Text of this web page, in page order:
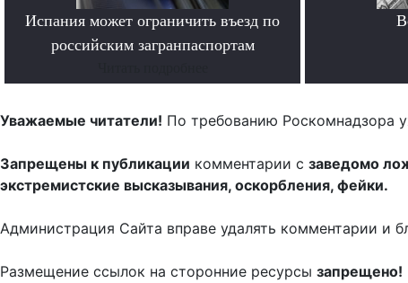
Испания может ограничить въезд по
российским загранпаспортам
Уважаемые читатели! По требованию Роскомнадзора
Запрещены к публикации комментарии с заведомо
экстремистские высказывания, оскорбления, фейки.
Администрация Сайта вправе удалять комментарии и
Размещение ссылок на сторонние ресурсы запрещено!